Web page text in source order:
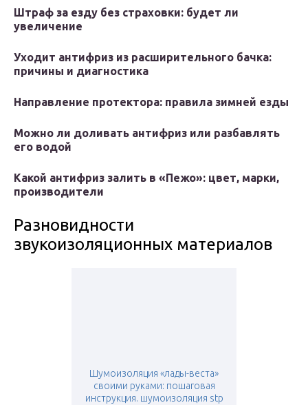
Штраф за езду без страховки: будет ли
увеличение
Уходит антифриз из расширительного бачка:
причины и диагностика
Направление протектора: правила зимней езды
Можно ли доливать антифриз или разбавлять
его водой
Какой антифриз залить в «Пежо»: цвет, марки,
производители
Разновидности
звукоизоляционных материалов
Шумоизоляция «лады-веста»
своими руками: пошаговая
инструкция. шумоизоляция stp